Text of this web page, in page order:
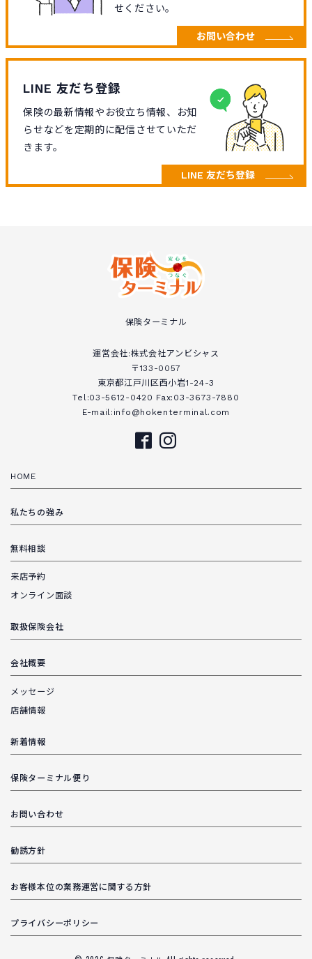
せください。
お問い合わせ
LINE 友だち登録
保険の最新情報やお役立ち情報、お知
らせなどを定期的に配信させていただ
きます。
LINE 友だち登録
保険ターミナル
運営会社:株式会社アンビシャス
〒133-0057
東京都江戸川区西小岩1-24-3
Tel:03-5612-0420 Fax:03-3673-7880
E-mail:info@hokenterminal.com
HOME
私たちの強み
無料相談
来店予約
オンライン面談
取扱保険会社
会社概要
メッセージ
店舗情報
新着情報
保険ターミナル便り
お問い合わせ
勧誘方針
お客様本位の業務運営に関する方針
プライバシーポリシー